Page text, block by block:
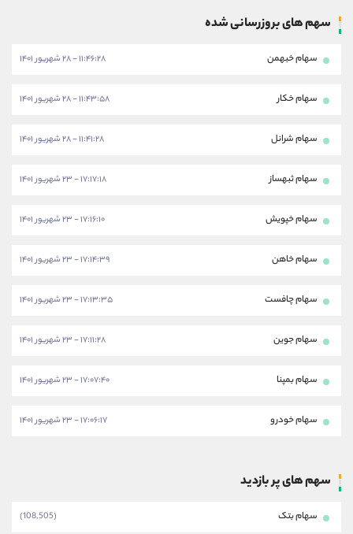
سهم های بروزرسانی شده
سهام خبهمن ۱۱:۴۶:۲۸ - ۲۸ شهریور ۱۴۰۱
سهام خکار ۱۱:۴۳:۵۸ - ۲۸ شهریور ۱۴۰۱
سهام شرانل ۱۱:۴۱:۲۸ - ۲۸ شهریور ۱۴۰۱
سهام ثبهساز ۱۷:۱۷:۱۸ - ۲۳ شهریور ۱۴۰۱
سهام خپویش ۱۷:۱۶:۱۰ - ۲۳ شهریور ۱۴۰۱
سهام خاهن ۱۷:۱۴:۳۹ - ۲۳ شهریور ۱۴۰۱
سهام چافست ۱۷:۱۳:۳۵ - ۲۳ شهریور ۱۴۰۱
سهام جوین ۱۷:۱۱:۲۸ - ۲۳ شهریور ۱۴۰۱
سهام بمپنا ۱۷:۰۷:۴۰ - ۲۳ شهریور ۱۴۰۱
سهام خودرو ۱۷:۰۶:۱۷ - ۲۳ شهریور ۱۴۰۱
سهم های پر بازدید
سهام بتک (108,505)